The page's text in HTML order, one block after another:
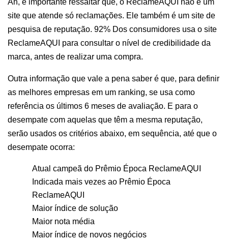
Ah, é importante ressaltar que, o ReclameAQUI não é um
site que atende só reclamações. Ele também é um site de
pesquisa de reputação. 92% Dos consumidores usa o site
ReclameAQUI para consultar o nível de credibilidade da
marca, antes de realizar uma compra.
Outra informação que vale a pena saber é que, para definir
as melhores empresas em um ranking, se usa como
referência os últimos 6 meses de avaliação. E para o
desempate com aquelas que têm a mesma reputação,
serão usados os critérios abaixo, em sequência, até que o
desempate ocorra:
Atual campeã do Prêmio Época ReclameAQUI
Indicada mais vezes ao Prêmio Época
ReclameAQUI
Maior índice de solução
Maior nota média
Maior índice de novos negócios